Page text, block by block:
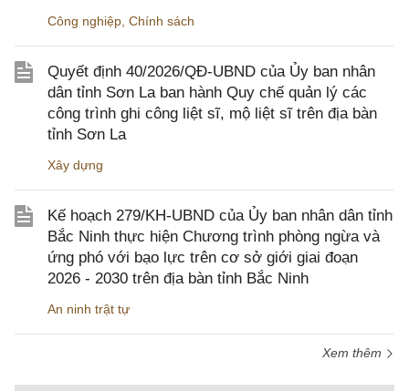
Công nghiệp Chính sách
Quyết định 40/2026/QĐ-UBND của Ủy ban nhân
dân tỉnh Sơn La ban hành Quy chế quản lý các
công trình ghi công liệt sĩ, mộ liệt sĩ trên địa bàn
tỉnh Sơn La
Xây dựng
Kế hoạch 279/KH-UBND của Ủy ban nhân dân tỉnh
Bắc Ninh thực hiện Chương trình phòng ngừa và
ứng phó với bạo lực trên cơ sở giới giai đoạn
2026 - 2030 trên địa bàn tỉnh Bắc Ninh
An ninh trật tự
Xem thêm